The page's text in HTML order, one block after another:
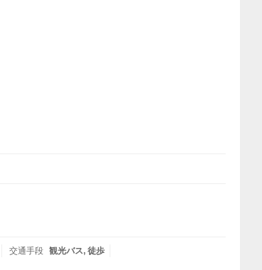
交通手段 観光バス 徒歩